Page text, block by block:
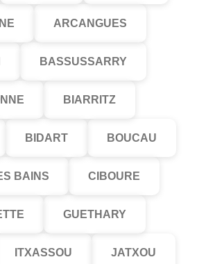
ARCANGUES
BASSUSSARRY
BIARRITZ
BIDART BOUCAU
BAINS CIBOURE
GUETHARY
ITXASSOU JATXOU